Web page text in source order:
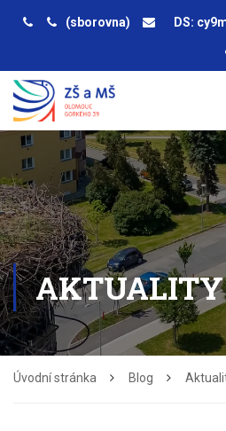
(sborovna)
DS:
AKTUALITY
Úvodní stránka Blog